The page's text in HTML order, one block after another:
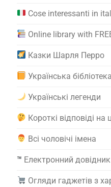
Cose interessanti in
Online library with
Казки Шарля Перро
Українська бібліотека
Українські легенди
Короткі відповіді на
Всі чоловічі імена
™️ Електронний
Огляди гаджетів з